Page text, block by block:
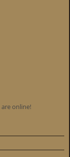
are online!